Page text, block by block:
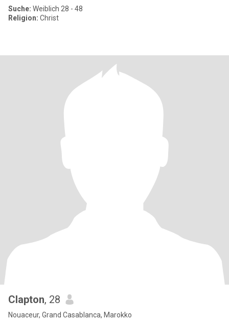
Suche: Weiblich 28 - 48
Religion: Christ
Clapton, 28
Nouaceur, Grand Casablanca, Marokko